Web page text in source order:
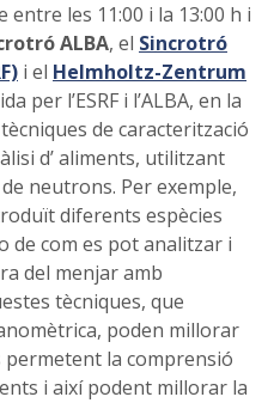
entre les 11:00 i la 13:00 h i
ALBA, el Sincrotró
i el Helmholtz-Zentrum
per l’ESRF i l’ALBA, en la
de caracterització
d’ aliments, utilitzant
neutrons. Per exemple,
diferents espècies
de com es pot analitzar i
del menjar amb
tècniques, que
poden millorar
la comprensió
i així podent millorar la